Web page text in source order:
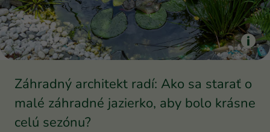
Záhradný architekt radí: Ako sa starať o
malé záhradné jazierko, aby bolo krásne
celú sezónu?